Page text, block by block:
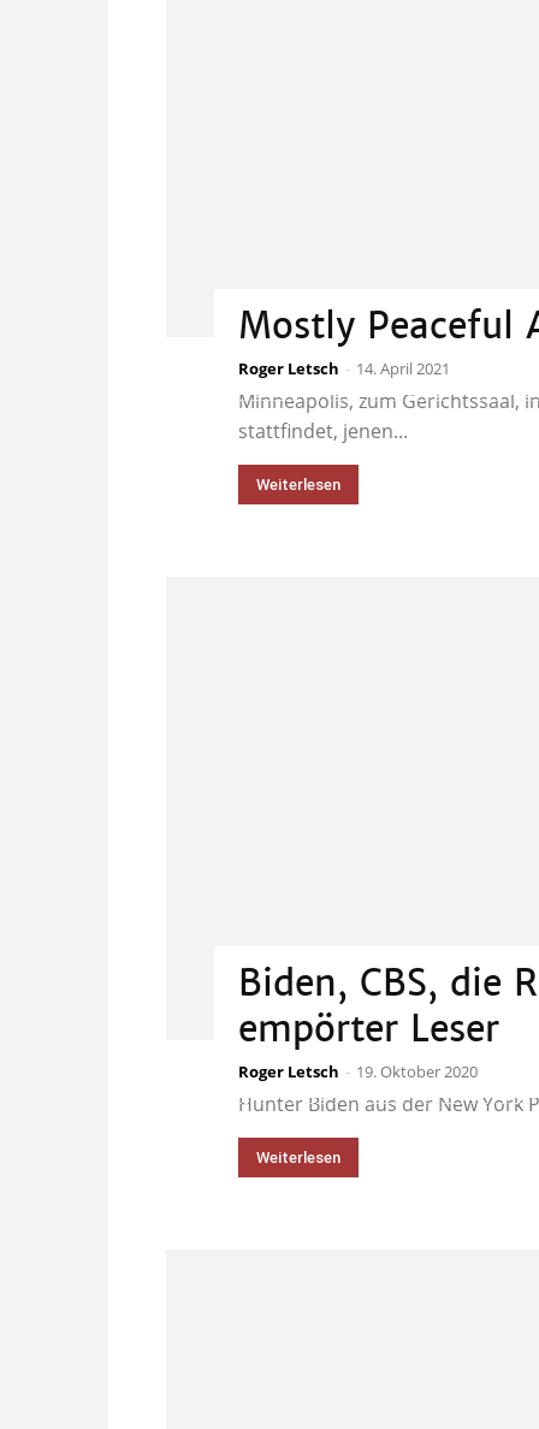
Mostly Peaceful
Roger Letsch - 14. April 2021
Nur 15 Kilometer Luftlinie sind
Minneapolis, zum Gerichtssaal,
stattfindet, jenen...
Weiterlesen
Biden, CBS, die
empörter Leser
Roger Letsch - 19. Oktober 2020
Was fällt mir nur ein, fragt Leser
Hunter Biden aus der New York
Weiterlesen